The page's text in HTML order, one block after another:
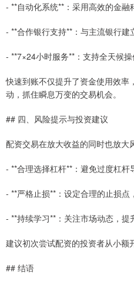
- **自动化系统**：采用高效的金融
- **合作银行支持**：与主流银行建
- **7×24小时服务**：支持全天候操
快速到账不仅提升了资金使用效率
动，抓住瞬息万变的交易机会。
## 四、风险提示与投资建议
配资交易在放大收益的同时也放大
- **合理选择杠杆**：避免过度杠杆
- **严格止损**：设定合理的止损点
- **持续学习**：关注市场动态，提
建议初次尝试配资的投资者从小额
## 结语